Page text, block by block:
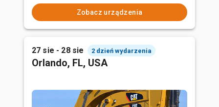
Zobacz urządzenia
27 sie - 28 sie 2 dzień wydarzenia
Orlando, FL, USA